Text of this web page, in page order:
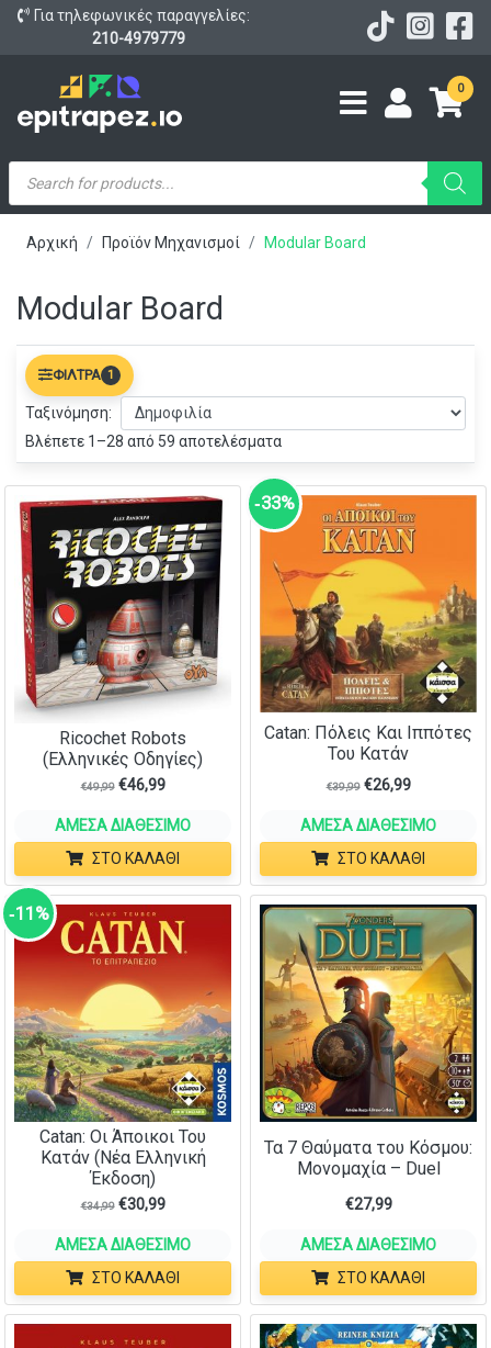
Για τηλεφωνικές παραγγελίες:
210-4979779
0
Products
search
Αρχική Προϊόν Μηχανισμοί Modular Board
Modular Board
Βλέπετε 1–28 από 59 αποτελέσματα
ΦΊΛΤΡΑ 1
Ταξινόμηση:
Ricochet Robots
(Ελληνικές Οδηγίες)
€49,99 €46,99
ΆΜΕΣΑ ΔΙΑΘΈΣΙΜΟ
ΣΤΟ ΚΑΛΆΘΙ
‑33%
Catan: Πόλεις Και Ιππότες
Του Κατάν
€39,99 €26,99
ΆΜΕΣΑ ΔΙΑΘΈΣΙΜΟ
ΣΤΟ ΚΑΛΆΘΙ
‑11%
Catan: Οι Άποικοι Του
Κατάν (Νέα Ελληνική
Έκδοση)
€34,99 €30,99
ΆΜΕΣΑ ΔΙΑΘΈΣΙΜΟ
ΣΤΟ ΚΑΛΆΘΙ
Τα 7 Θαύματα του Κόσμου:
Μονομαχία – Duel
€27,99
ΆΜΕΣΑ ΔΙΑΘΈΣΙΜΟ
ΣΤΟ ΚΑΛΆΘΙ